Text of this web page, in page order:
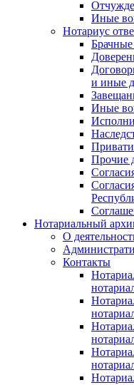
Иные
Нотариус
и иные
Иные
Прочие
Нотариальный
О
Контакты